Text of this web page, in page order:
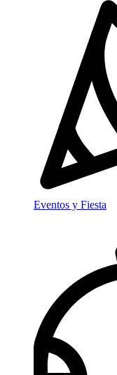
Eventos y Fiesta